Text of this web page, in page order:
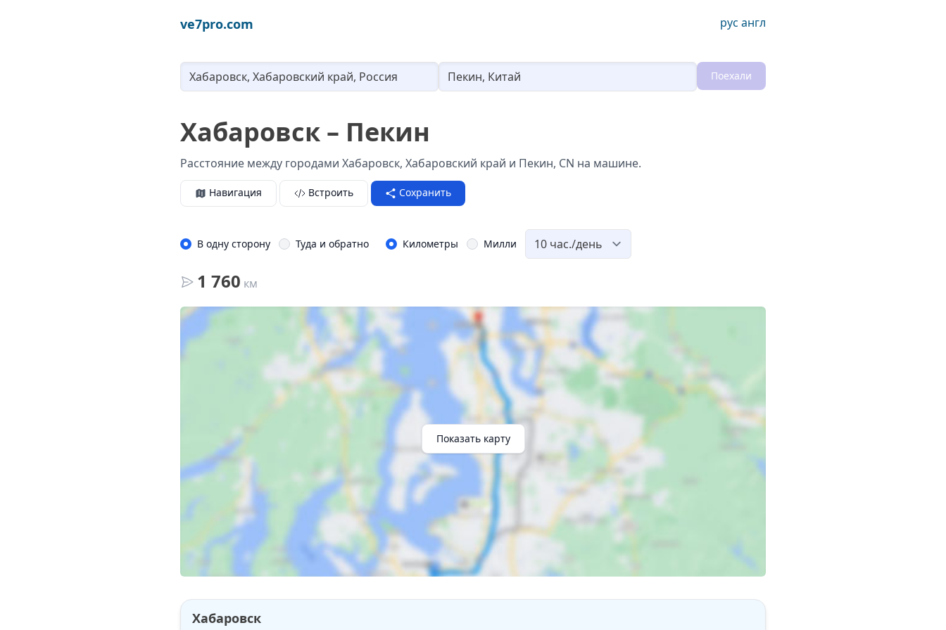
ve7pro.com рус англ
Loading... Loading...
Поехали
Хабаровск – Пекин
Расстояние между городами Хабаровск, Хабаровский край и Пекин, CN на машине.
Навигация Встроить Сохранить
В одну сторону Туда и обратно Километры Милли
1 760 км
Показать карту
Хабаровск